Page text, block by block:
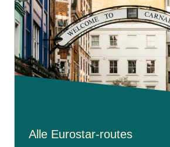
Alle Eurostar-routes